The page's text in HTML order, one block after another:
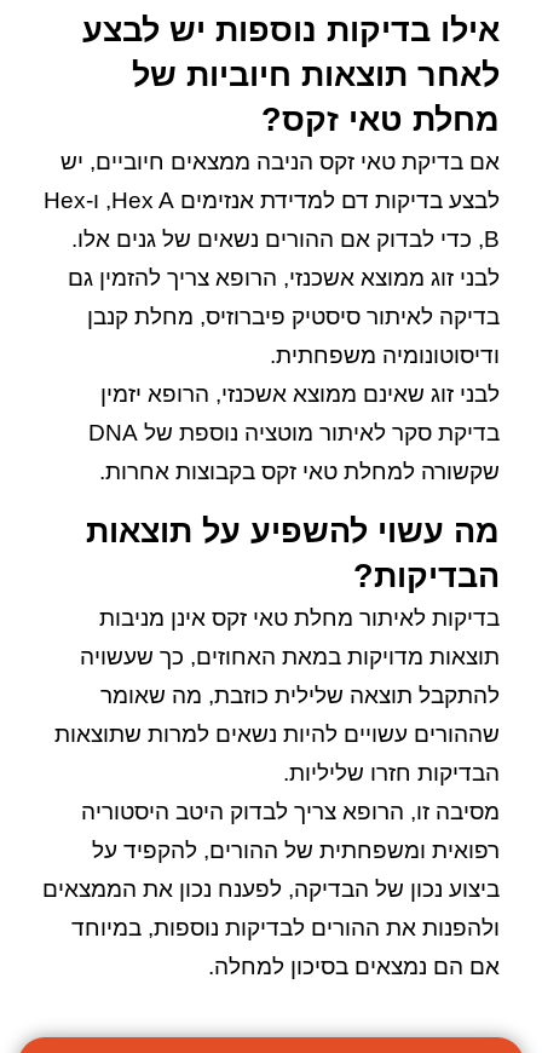
אילו בדיקות נוספות יש לבצע
לאחר תוצאות חיוביות של
מחלת טאי זקס?
אם בדיקת טאי זקס הניבה ממצאים חיוביים, יש
לבצע בדיקות דם למדידת אנזימים Hex A, ו-Hex
B, כדי לבדוק אם ההורים נשאים של גנים אלו.
לבני זוג ממוצא אשכנזי, הרופא צריך להזמין גם
בדיקה לאיתור סיסטיק פיברוזיס, מחלת קנבן
ודיסוטונומיה משפחתית.
לבני זוג שאינם ממוצא אשכנזי, הרופא יזמין
בדיקת סקר לאיתור מוטציה נוספת של DNA
שקשורה למחלת טאי זקס בקבוצות אחרות.
מה עשוי להשפיע על תוצאות
הבדיקות?
בדיקות לאיתור מחלת טאי זקס אינן מניבות
תוצאות מדויקות במאת האחוזים, כך שעשויה
להתקבל תוצאה שלילית כוזבת, מה שאומר
שההורים עשויים להיות נשאים למרות שתוצאות
הבדיקות חזרו שליליות.
מסיבה זו, הרופא צריך לבדוק היטב היסטוריה
רפואית ומשפחתית של ההורים, להקפיד על
ביצוע נכון של הבדיקה, לפענח נכון את הממצאים
ולהפנות את ההורים לבדיקות נוספות, במיוחד
אם הם נמצאים בסיכון למחלה.